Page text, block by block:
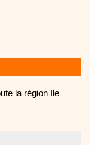
la région Ile